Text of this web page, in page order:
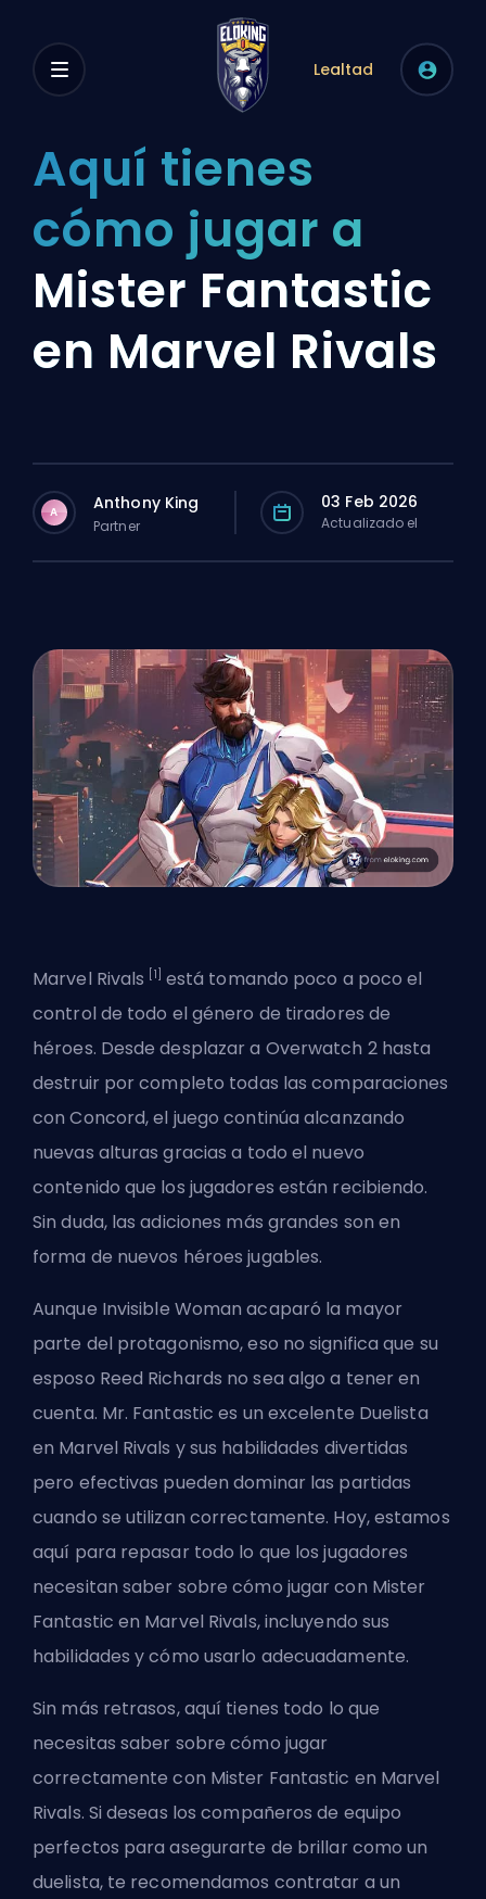
Lealtad
Aquí tienes
cómo jugar a
Mister Fantastic
en Marvel Rivals
A Anthony King
Partner
03 Feb 2026
Actualizado el
Marvel Rivals [1] está tomando poco a poco el
control de todo el género de tiradores de
héroes. Desde desplazar a Overwatch 2 hasta
destruir por completo todas las comparaciones
con Concord, el juego continúa alcanzando
nuevas alturas gracias a todo el nuevo
contenido que los jugadores están recibiendo.
Sin duda, las adiciones más grandes son en
forma de nuevos héroes jugables.
Aunque Invisible Woman acaparó la mayor
parte del protagonismo, eso no significa que su
esposo Reed Richards no sea algo a tener en
cuenta. Mr. Fantastic es un excelente Duelista
en Marvel Rivals y sus habilidades divertidas
pero efectivas pueden dominar las partidas
cuando se utilizan correctamente. Hoy, estamos
aquí para repasar todo lo que los jugadores
necesitan saber sobre cómo jugar con Mister
Fantastic en Marvel Rivals, incluyendo sus
habilidades y cómo usarlo adecuadamente.
Sin más retrasos, aquí tienes todo lo que
necesitas saber sobre cómo jugar
correctamente con Mister Fantastic en Marvel
Rivals. Si deseas los compañeros de equipo
perfectos para asegurarte de brillar como un
duelista, te recomendamos contratar a un